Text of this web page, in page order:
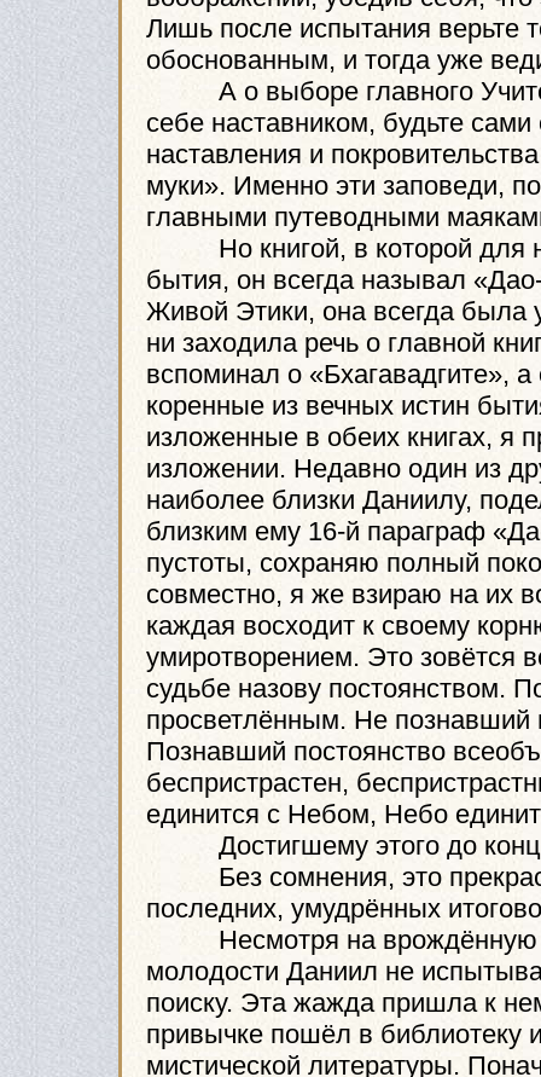
Лишь после испытания верьте
обоснованным, и тогда уже
А о выборе главного
себе наставником, будьте
наставления и
муки». Именно эти заповеди,
главными путеводными
Но книгой, в которой для
бытия, он всегда называл
Живой Этики, она всегда была
ни заходила речь о главной
вспоминал о «Бхагавадгите»,
коренные из вечных истин
изложенные в обеих книгах, я
изложении. Недавно один из
наиболее близки Даниилу,
близким ему 16-й параграф
пустоты, сохраняю полный
совместно, я же взираю на их
каждая восходит к своему
умиротворением. Это зовётся
судьбе назову постоянством.
просветлённым. Не познавший
Познавший постоянство
беспристрастен,
единится с Небом, Небо
Достигшему этого до
Без сомнения, это
последних, умудрённых
Несмотря на врождённую
молодости Даниил не
поиску. Эта жажда пришла к
привычке пошёл в библиотеку
мистической литературы.